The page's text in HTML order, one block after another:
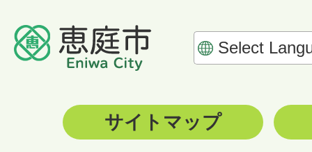
サイトマップ